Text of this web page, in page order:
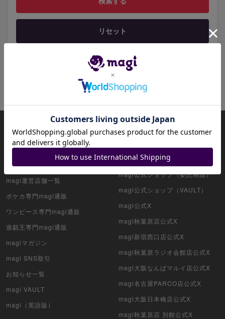
リセット
ナミ サボ
magiについて
HOME
アプリ版magi
magi運営店舗一覧
ポケカ専門magi通販
ワンピース専門magi通販
遊戯王専門magi通販
magiマガジン
magi SNS取引
お知らせ一覧
magi VAULT
magi（英語版）
magi公式アカウント一覧
magi公式ショップ（コレクター向
け）
magi公式ショップ（委託商品）
magi公式ショップ（VAULT）
magi公式X
magi秋葉原店公式X
magi新宿西口店公式X
magi秋葉原ラジオ会館店公式X
magi大阪なんばマルイ店公式X
magi名古屋PARCO店公式X
magi大阪日本橋店公式X
magi秋葉原店 別館公式X